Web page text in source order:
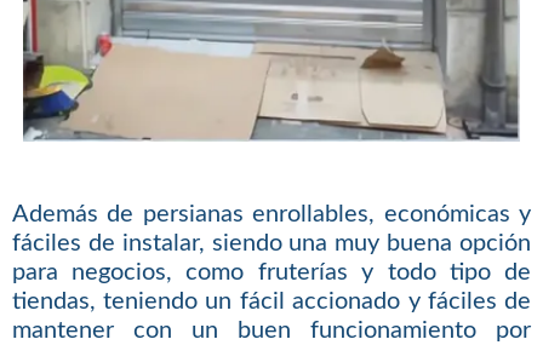
Además de persianas enrollables, económicas y
fáciles de instalar, siendo una muy buena opción
para negocios, como fruterías y todo tipo de
tiendas, teniendo un fácil accionado y fáciles de
mantener con un buen funcionamiento por